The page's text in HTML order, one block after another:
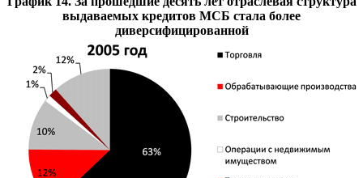
выдаваемых кредитов МСБ стала более
диверсифицированной